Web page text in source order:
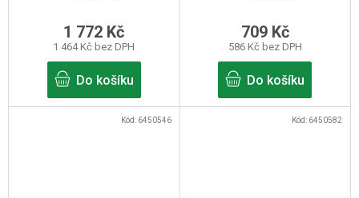
1 464 Kč bez DPH
1 772 Kč
Do košíku
586 Kč bez DPH
709 Kč
Do košíku
Kód: 6450546 Kód: 6450582